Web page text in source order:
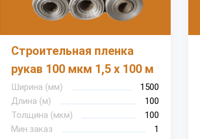
Строительная пленка
рукав 100 мкм 1,5 х 100 м
Ширина (мм)
1500
Длина (м)
100
Толщина (мкм)
100
Мин.заказ
1